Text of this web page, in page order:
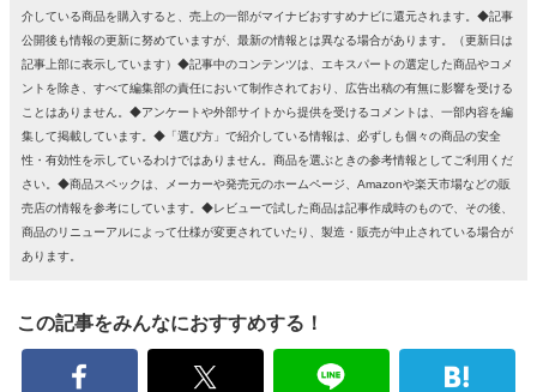
介している商品を購入すると、売上の一部がマイナビおすすめナビに還元されます。◆記事
公開後も情報の更新に努めていますが、最新の情報とは異なる場合があります。（更新日は
記事上部に表示しています）◆記事中のコンテンツは、エキスパートの選定した商品やコメ
ントを除き、すべて編集部の責任において制作されており、広告出稿の有無に影響を受ける
ことはありません。◆アンケートや外部サイトから提供を受けるコメントは、一部内容を編
集して掲載しています。◆「選び方」で紹介している情報は、必ずしも個々の商品の安全
性・有効性を示しているわけではありません。商品を選ぶときの参考情報としてご利用くだ
さい。◆商品スペックは、メーカーや発売元のホームページ、Amazonや楽天市場などの販
売店の情報を参考にしています。◆レビューで試した商品は記事作成時のもので、その後、
商品のリニューアルによって仕様が変更されていたり、製造・販売が中止されている場合が
あります。
この記事をみんなにおすすめする！